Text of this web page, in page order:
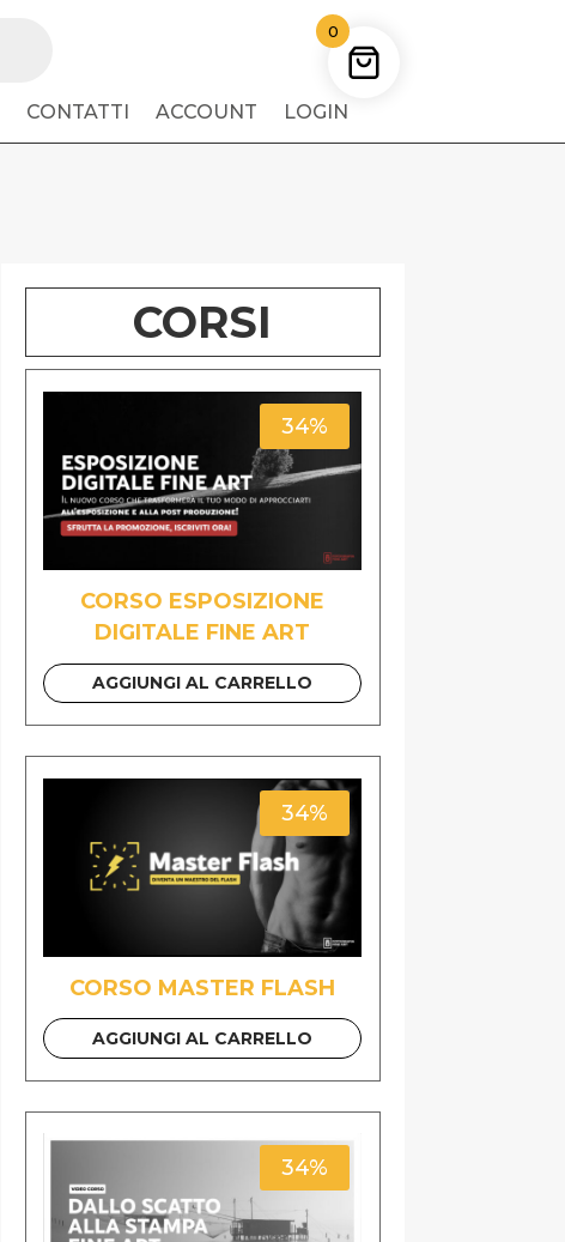
CONTATTI ACCOUNT LOGIN
CORSI
34%
CORSO ESPOSIZIONE
DIGITALE FINE ART
AGGIUNGI AL CARRELLO
34%
CORSO MASTER FLASH
AGGIUNGI AL CARRELLO
34%
0